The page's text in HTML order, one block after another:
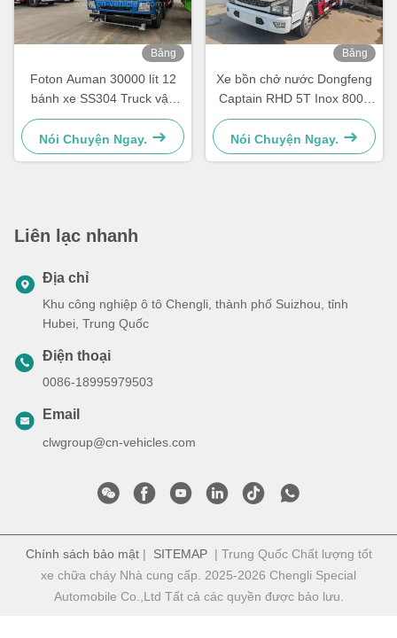
Băng
Foton Auman 30000 lít 12
bánh xe SS304 Truck vận
chuyển nước
Nói Chuyện Ngay.
Băng
Xe bồn chở nước Dongfeng
Captain RHD 5T Inox 8000
Lít Dùng cho Thực phẩm
Nói Chuyện Ngay.
Liên lạc nhanh
Địa chỉ
Khu công nghiệp ô tô Chengli, thành phố Suizhou, tỉnh
Hubei, Trung Quốc
Điện thoại
0086-18995979503
Email
clwgroup@cn-vehicles.com
Chính sách bảo mật| SITEMAP| Trung Quốc Chất lượng tốt
xe chữa cháy Nhà cung cấp. 2025-2026 Chengli Special
Automobile Co.,Ltd Tất cả các quyền được bảo lưu.